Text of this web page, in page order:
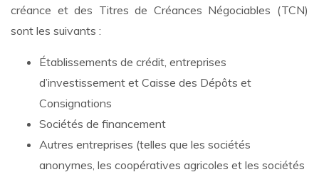
créance et des Titres de Créances Négociables (TCN)
sont les suivants :
Établissements de crédit, entreprises
d’investissement et Caisse des Dépôts et
Consignations
Sociétés de financement
Autres entreprises (telles que les sociétés
anonymes, les coopératives agricoles et les sociétés